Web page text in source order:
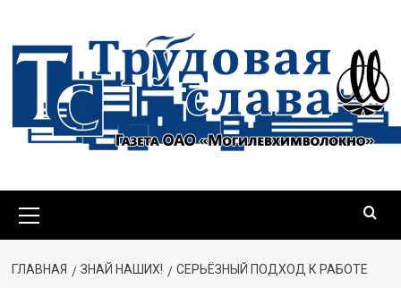
содержимому
меню
ГЛАВНАЯ ЗНАЙ НАШИХ! СЕРЬЁЗНЫЙ ПОДХОД К РАБОТЕ